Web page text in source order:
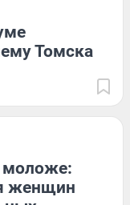
Томска
моложе:
женщин